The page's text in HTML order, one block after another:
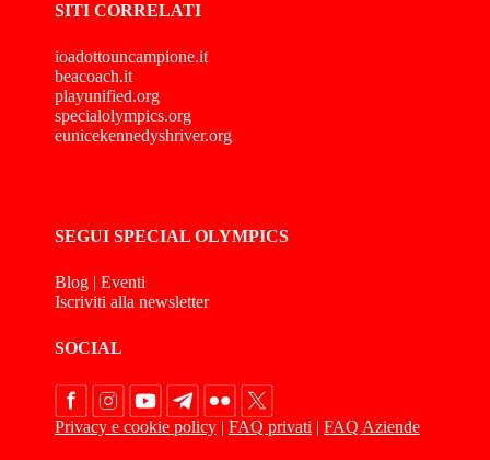
SITI CORRELATI
ioadottouncampione.it
beacoach.it
playunified.org
specialolympics.org
eunicekennedyshriver.org
SEGUI SPECIAL OLYMPICS
Blog | Eventi
Iscriviti alla newsletter
SOCIAL
Privacy e cookie policy | FAQ privati | FAQ Aziende